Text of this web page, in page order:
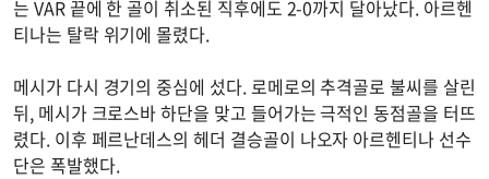
는 VAR 끝에 한 골이 취소된 직후에도 2-0까지 달아났다. 아르헨
티나는 탈락 위기에 몰렸다.
메시가 다시 경기의 중심에 섰다. 로메로의 추격골로 불씨를 살린
뒤, 메시가 크로스바 하단을 맞고 들어가는 극적인 동점골을 터뜨
렸다. 이후 페르난데스의 헤더 결승골이 나오자 아르헨티나 선수
단은 폭발했다.